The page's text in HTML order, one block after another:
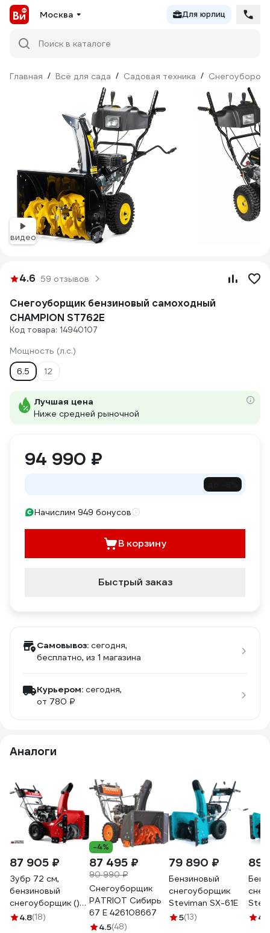
Москва Для юрлиц
Поиск в каталоге
Главная / Всё для сада / Садовая техника /
видео
4.6 59 отзывов
Снегоуборщик бензиновый самоходный
CHAMPION ST762E
Код товара: 14940107
Мощность (л.с.)
6.5
12
Лучшая цена
Ниже средней рыночной
94 990 ₽
Начислим 949 бонусов
В корзину
Быстрый заказ
Самовывоз: сегодня,
бесплатно, из 1 магазина
Курьером: сегодня,
от 780 ₽
Аналоги
87 905 ₽
Зубр 72 см,
бензиновый
снегоуборщик ()
ЗУБР СМБ-7-72 Э
4.8(18)
-4%
87 495 ₽
90 990 ₽
Снегоуборщик
PATRIOT Сибирь
67 E 426108667
4.5(48)
79 890 ₽
Бензиновый
снегоуборщик
Steviman SX-61E
5(13)
89
4.8